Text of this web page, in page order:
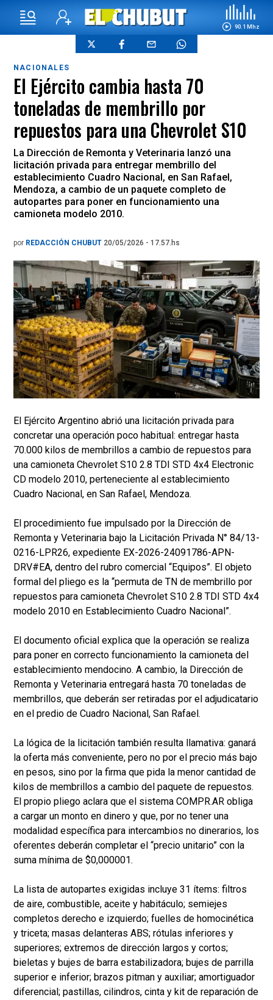
90.1 Mhz
NACIONALES
El Ejército cambia hasta 70
toneladas de membrillo por
repuestos para una Chevrolet S10
La Dirección de Remonta y Veterinaria lanzó una
licitación privada para entregar membrillo del
establecimiento Cuadro Nacional, en San Rafael,
Mendoza, a cambio de un paquete completo de
autopartes para poner en funcionamiento una
camioneta modelo 2010.
por REDACCIÓN CHUBUT 20/05/2026 - 17.57.hs
El Ejército Argentino abrió una licitación privada para
concretar una operación poco habitual: entregar hasta
70.000 kilos de membrillos a cambio de repuestos para
una camioneta Chevrolet S10 2.8 TDI STD 4x4 Electronic
CD modelo 2010, perteneciente al establecimiento
Cuadro Nacional, en San Rafael, Mendoza.
El procedimiento fue impulsado por la Dirección de
Remonta y Veterinaria bajo la Licitación Privada N° 84/13-
0216-LPR26, expediente EX-2026-24091786-APN-
DRV#EA, dentro del rubro comercial “Equipos”. El objeto
formal del pliego es la “permuta de TN de membrillo por
repuestos para camioneta Chevrolet S10 2.8 TDI STD 4x4
modelo 2010 en Establecimiento Cuadro Nacional”.
El documento oficial explica que la operación se realiza
para poner en correcto funcionamiento la camioneta del
establecimiento mendocino. A cambio, la Dirección de
Remonta y Veterinaria entregará hasta 70 toneladas de
membrillos, que deberán ser retiradas por el adjudicatario
en el predio de Cuadro Nacional, San Rafael.
La lógica de la licitación también resulta llamativa: ganará
la oferta más conveniente, pero no por el precio más bajo
en pesos, sino por la firma que pida la menor cantidad de
kilos de membrillos a cambio del paquete de repuestos.
El propio pliego aclara que el sistema COMPR.AR obliga
a cargar un monto en dinero y que, por no tener una
modalidad específica para intercambios no dinerarios, los
oferentes deberán completar el “precio unitario” con la
suma mínima de $0,000001.
La lista de autopartes exigidas incluye 31 ítems: filtros
de aire, combustible, aceite y habitáculo; semiejes
completos derecho e izquierdo; fuelles de homocinética
y triceta; masas delanteras ABS; rótulas inferiores y
superiores; extremos de dirección largos y cortos;
bieletas y bujes de barra estabilizadora; bujes de parrilla
superior e inferior; brazos pitman y auxiliar; amortiguador
diferencial; pastillas, cilindros, cinta y kit de reparación de